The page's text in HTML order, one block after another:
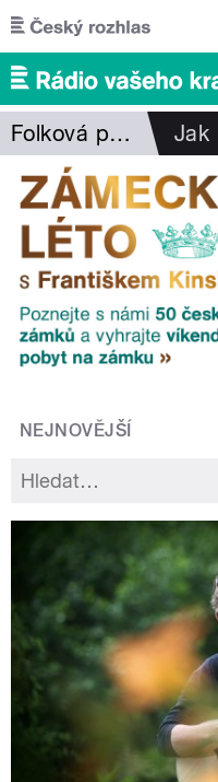
Přejít k hlavnímu obsahu
Folková pohlazení Jak
NEJNOVĚJŠÍ